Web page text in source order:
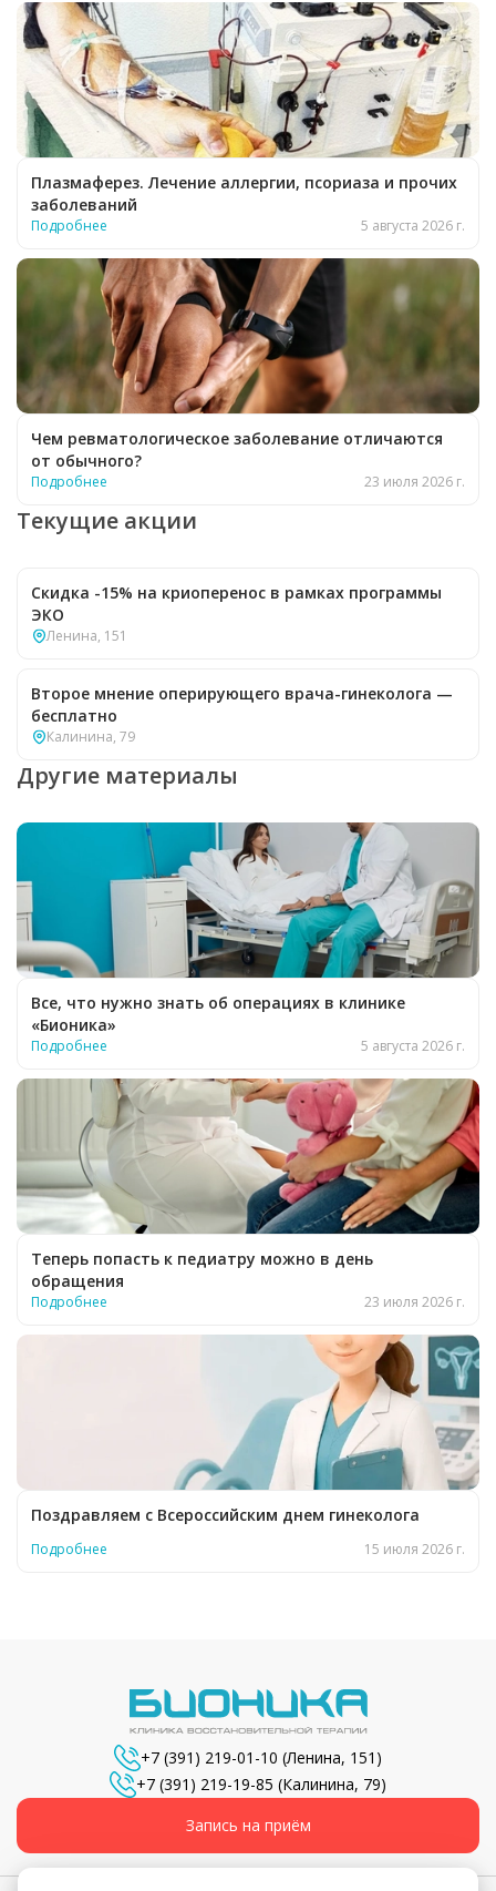
Плазмаферез. Лечение аллергии, псориаза и прочих
заболеваний
Подробнее 5 августа 2026 г.
Чем ревматологическое заболевание отличаются
от обычного?
Подробнее 23 июля 2026 г.
Текущие акции
Скидка -15% на криоперенос в рамках программы
ЭКО
Ленина, 151
Второе мнение оперирующего врача-гинеколога —
бесплатно
Калинина, 79
Другие материалы
Все, что нужно знать об операциях в клинике
«Бионика»
Подробнее 5 августа 2026 г.
Теперь попасть к педиатру можно в день
обращения
Подробнее 23 июля 2026 г.
Поздравляем с Всероссийским днем гинеколога
Подробнее 15 июля 2026 г.
+7 (391) 219-01-10 (Ленина, 151)
+7 (391) 219-19-85 (Калинина, 79)
Запись на приём